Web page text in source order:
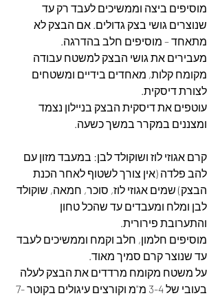
מוסיפים ביצה וממשיכים לעבד רק עד
שנוצרים גושי בצק גדולים. אם הבצק לא
מתאחד – מוסיפים חלב בהדרגה.
מעבירים את גושי הבצק למשטח עבודה
מקומח קלות, מאחדים בידיים ומשטחים
לצורת דיסקית.
עוטפים את דיסקית הבצק בניילון נצמד
ומצננים במקרר במשך כשעה.
קרם אגוזי לוז ושוקולד לבן: במעבד מזון עם
להב פלדה (אין צורך לשטוף לאחר הכנת
הבצק) שמים אגוזי לוז, סוכר, חמאה, שוקולד
לבן ומלח ומעבדים עד שהכל טחון
והתערובת פירורית.
מוסיפים חלמון, חלב וקמח וממשיכים לעבד
עד שנוצר קרם סמיך מאוד.
על משטח מקומח מרדדים את הבצק לעלה
בעובי של 3-4 מ"מ וקורצים עיגולים בקוטר 7-